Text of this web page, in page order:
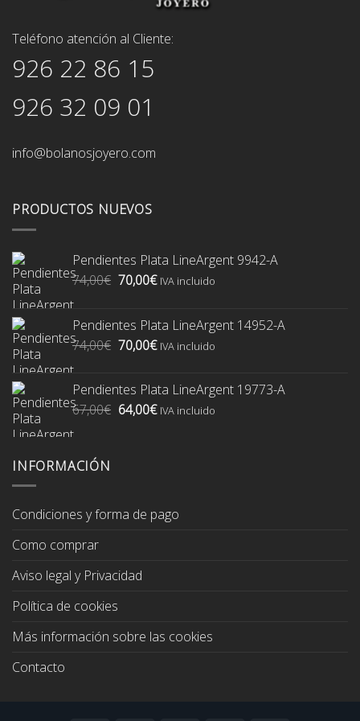
Teléfono atención al Cliente:
926 22 86 15
926 32 09 01
info@bolanosjoyero.com
PRODUCTOS NUEVOS
Pendientes Plata LineArgent 9942-A
74,00€ El
era:
74,00€.
70,00€El
es:
70,00€.
IVA incluido
Pendientes Plata LineArgent 14952-A
74,00€ El
era:
74,00€.
70,00€El
es:
70,00€.
IVA incluido
Pendientes Plata LineArgent 19773-A
67,00€ El
64,00€ElIVA incluido
INFORMACIÓN
Condiciones y forma de pago
Como comprar
Aviso legal y Privacidad
Política de cookies
Más información sobre las cookies
Contacto